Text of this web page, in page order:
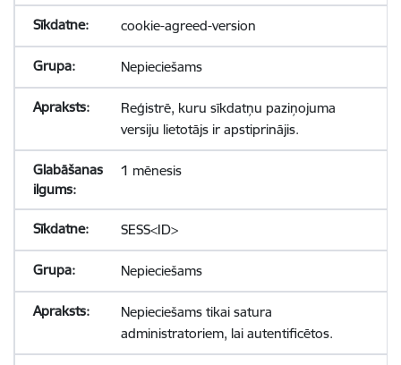
cookie-agreed-version
Nepieciešams
Reģistrē, kuru sīkdatņu paziņojuma
versiju lietotājs ir apstiprinājis.
1 mēnesis
SESS<ID>
Nepieciešams
Nepieciešams tikai satura
administratoriem, lai autentificētos.